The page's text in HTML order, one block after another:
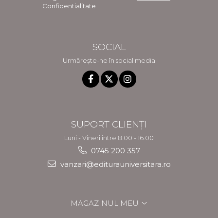
Confidentialitate
SOCIAL
Urmărește-ne în social media
SUPORT CLIENȚI
Luni - Vineri intre 8.00 - 16.00
0745 200 357
vanzari@editurauniversitara.ro
MAGAZINUL MEU